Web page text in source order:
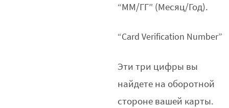
“MM/ГГ” (Mесяц/Год).
“Card Verification Number”
Эти три цифры вы
найдете на оборотной
стороне вашей карты.